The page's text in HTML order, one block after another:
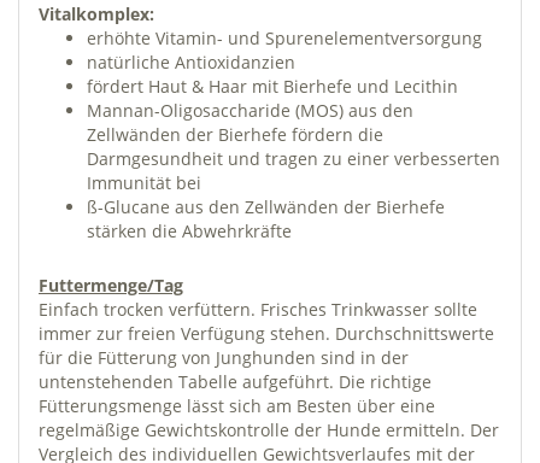
Vitalkomplex:
erhöhte Vitamin- und Spurenelementversorgung
natürliche Antioxidanzien
fördert Haut & Haar mit Bierhefe und Lecithin
Mannan-Oligosaccharide (MOS) aus den
Zellwänden der Bierhefe fördern die
Darmgesundheit und tragen zu einer verbesserten
Immunität bei
ß-Glucane aus den Zellwänden der Bierhefe
stärken die Abwehrkräfte
Futtermenge/Tag
Einfach trocken verfüttern. Frisches Trinkwasser sollte
immer zur freien Verfügung stehen. Durchschnittswerte
für die Fütterung von Junghunden sind in der
untenstehenden Tabelle aufgeführt. Die richtige
Fütterungsmenge lässt sich am Besten über eine
regelmäßige Gewichtskontrolle der Hunde ermitteln. Der
Vergleich des individuellen Gewichtsverlaufes mit der